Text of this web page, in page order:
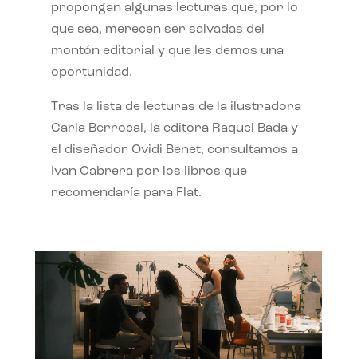
propongan algunas lecturas que, por lo
que sea, merecen ser salvadas del
montón editorial y que les demos una
oportunidad.
Tras la lista de lecturas de la ilustradora
Carla Berrocal, la editora Raquel Bada y
el diseñador Ovidi Benet, consultamos a
Ivan Cabrera por los libros que
recomendaría para Flat.